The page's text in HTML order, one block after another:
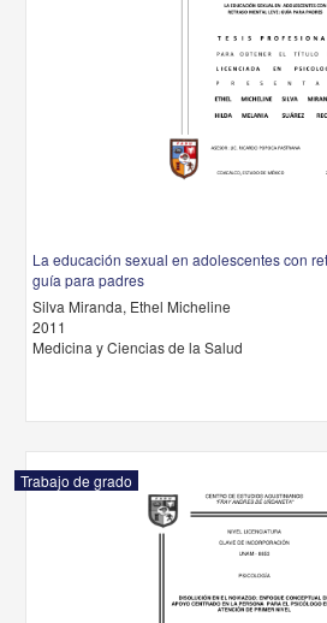
La educación sexual en adolescentes con
guía para padres
Silva Miranda, Ethel Micheline
2011
Medicina y Ciencias de la Salud
Trabajo de grado